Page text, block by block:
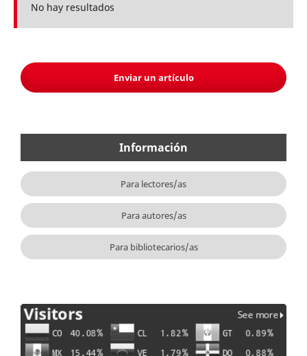
No hay resultados
Enviar un artículo
Información
Para lectores/as
Para autores/as
Para bibliotecarios/as